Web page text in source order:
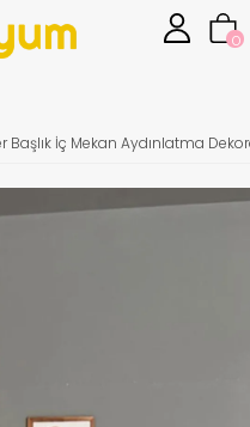
0
Başlık İç Mekan Aydınlatma